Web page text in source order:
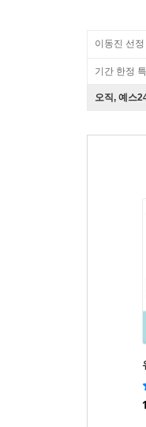
이동진 선
기간 한정
오직, 예스